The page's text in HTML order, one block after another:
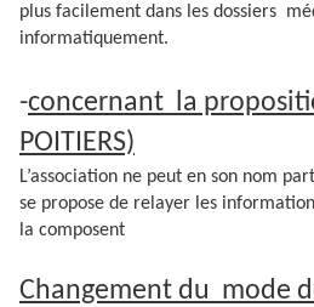
plus facilement dans les dossiers
informatiquement.
-concernant la
POITIERS)
L’association ne peut en son nom
se propose de relayer les
la composent
Changement du mode